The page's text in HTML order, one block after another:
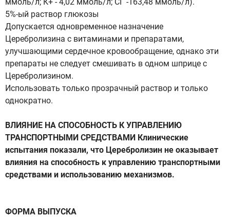
5%-ый раствор глюкозы
Допускается одновременное назначение
Церебролизина с витаминами и препаратами,
улучшающими сердечное кровообращение, однако эти
препараты не следует смешивать в одном шприце с
Церебролизином.
Использовать только прозрачный раствор и только
однократно.
ВЛИЯНИЕ НА СПОСОБНОСТЬ К УПРАВЛЕНИЮ
ТРАНСПОРТНЫМИ СРЕДСТВАМИ Клинические
испытания показали, что Церебролизин не оказывает
влияния на способность к управлению транспортными
средствами и использованию механизмов.
ФОРМА ВЫПУСКА